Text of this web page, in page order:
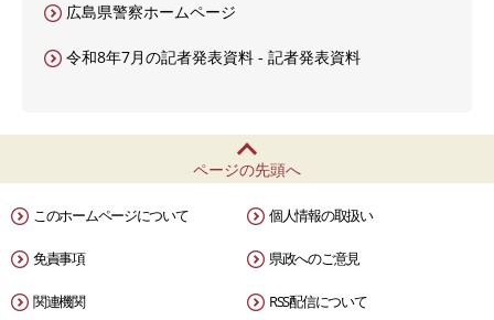
広島県警察ホームページ
令和8年7月の記者発表資料 - 記者発表資料
ページの先頭へ
このホームページについて 個人情報の取扱い
免責事項 県政へのご意見
関連機関 RSS配信について